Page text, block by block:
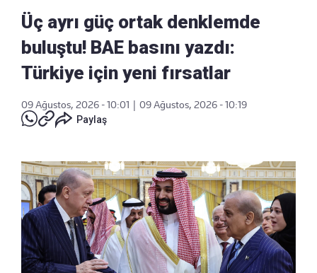
Üç ayrı güç ortak denklemde
buluştu! BAE basını yazdı:
Türkiye için yeni fırsatlar
09 Ağustos, 2026 - 10:01
09 Ağustos, 2026 - 10:19
Paylaş